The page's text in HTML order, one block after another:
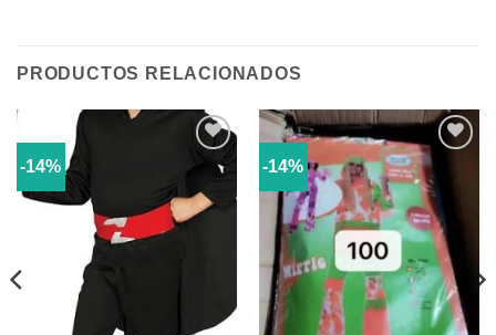
PRODUCTOS RELACIONADOS
-14%
Añadir
lista de
deseos
-14%
Añadir
lista de
deseos